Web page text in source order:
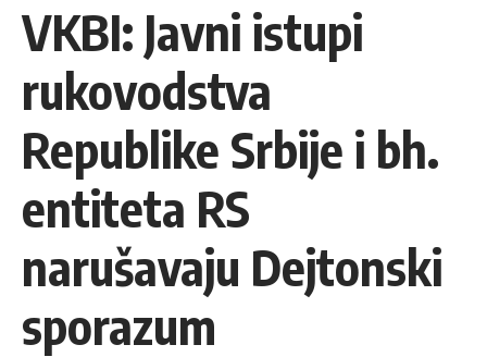
VKBI: Javni istupi
rukovodstva
Republike Srbije i bh.
entiteta RS
narušavaju Dejtonski
sporazum